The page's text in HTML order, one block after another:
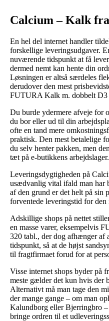
Calcium – Kalk
En hel del internet handler
forskellige leveringsudgaver.
nuværende tidspunkt at få
dermed nemt kan hente din
Løsningen er altså særdeles
derudover den mest
FUTURA Kalk m. dobbelt D3
Du burde ydermere afveje for
du bor eller ud til din
ofte en tand mere
praktisk. Den mest betalelige
du selv henter pakken, men
tæt på e-butikkens arbejdslager.
Leveringsdygtigheden på
usædvanlig vital ifald man har
af den grund er det helt på sin
forventede leveringstid for den
Adskillige shops på nettet
en masse varer, eksempelvis
320 tabl., der dog afhænger af
tidspunkt, så at de højst
til fragtfirmaet forud for at
Visse internet shops byder på
meste gælder det kun hvis der
Alternativt må man tage den
der mange gange – om man
Kalundborg eller Bjerringbro
bringe ordren til et